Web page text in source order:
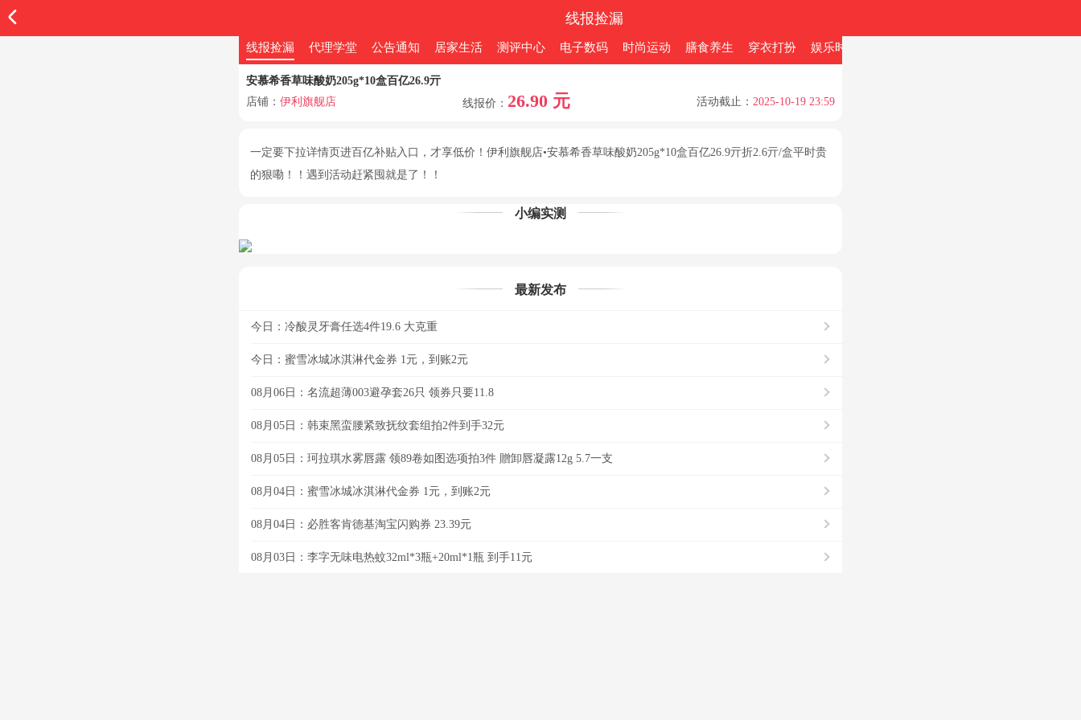
线报捡漏
线报捡漏 代理学堂 公告通知 居家生活 测评中心 电子数码 时尚运动 膳食养生 穿衣打扮 娱乐时事头条
安慕希香草味酸奶205g*10盒百亿26.9亓
店铺： 伊利旗舰店 线报价： 26.90 元 活动截止： 2025-10-19 23:59
一定要下拉详情页进百亿补贴入口，才享低价！伊利旗舰店•安慕希香草味酸奶205g*10盒百亿26.9亓折2.6亓/盒平时贵
的狠嘞！！遇到活动赶紧囤就是了！！
小编实测
最新发布
今日：冷酸灵牙膏任选4件19.6 大克重
今日：蜜雪冰城冰淇淋代金券 1元，到账2元
08月06日：名流超薄003避孕套26只 领券只要11.8
08月05日：韩束黑蛮腰紧致抚纹套组拍2件到手32元
08月05日：珂拉琪水雾唇露 领89卷如图选项拍3件 贈卸唇凝露12g 5.7一支
08月04日：蜜雪冰城冰淇淋代金券 1元，到账2元
08月04日：必胜客肯德基淘宝闪购券 23.39元
08月03日：李字无味电热蚊32ml*3瓶+20ml*1瓶 到手11元